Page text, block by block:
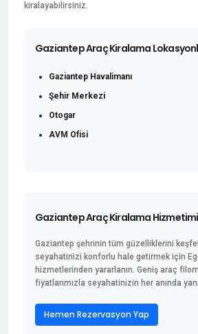
kiralayabilirsiniz.
Gaziantep Araç Kiralama
Gaziantep Havalimanı
Şehir Merkezi
Otogar
AVM Ofisi
Gaziantep Araç Kiralama
Gaziantep şehrinin tüm güzelliklerini
seyahatinizi konforlu hale getirmek için
hizmetlerinden yararlanın. Geniş araç
fiyatlarımızla seyahatinizin her anında
Hemen Rezervasyon Yap